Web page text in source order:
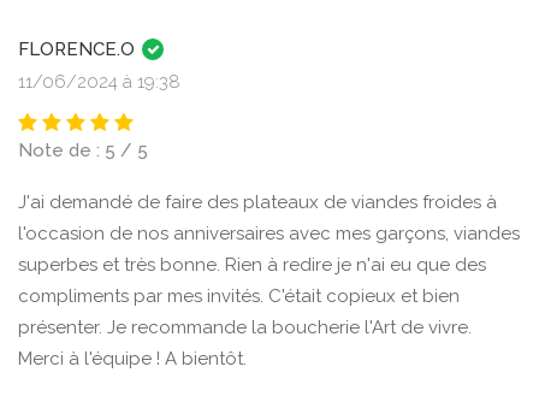
FLORENCE.O
11/06/2024 à 19:38
Note de : 5 / 5
J'ai demandé de faire des plateaux de viandes froides à
l'occasion de nos anniversaires avec mes garçons, viandes
superbes et très bonne. Rien à redire je n'ai eu que des
compliments par mes invités. C'était copieux et bien
présenter. Je recommande la boucherie l'Art de vivre.
Merci à l'équipe ! A bientôt.